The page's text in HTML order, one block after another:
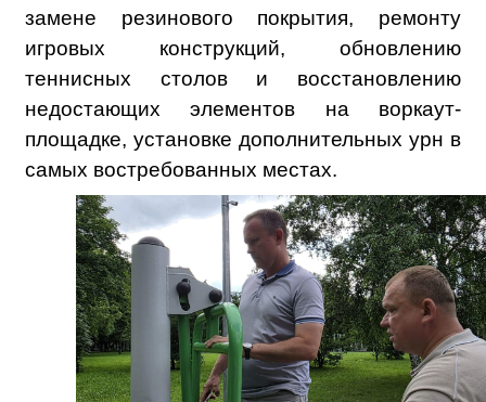
замене резинового покрытия, ремонту
игровых конструкций, обновлению
теннисных столов и восстановлению
недостающих элементов на воркаут-
площадке, установке дополнительных урн в
самых востребованных местах.